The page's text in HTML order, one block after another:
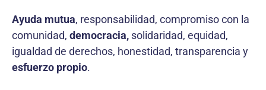
Ayuda mutua, responsabilidad, compromiso con la
comunidad, democracia, solidaridad, equidad,
igualdad de derechos, honestidad, transparencia y
esfuerzo propio.